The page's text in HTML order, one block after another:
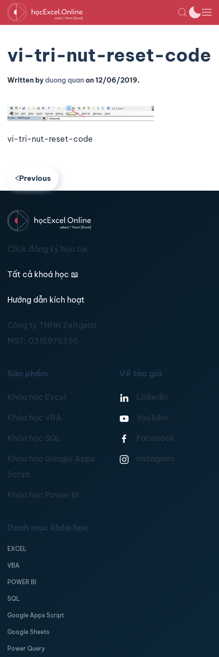
vi-tri-nut-reset-code
Written byduong quanon12/06/2019.
vi-tri-nut-reset-code
Previous
Click đăng ký học tại:
Tất cả khoá học 📖
Hướng dẫn kích hoạt
Công ty TNHH Zeitgeist
MST: 0315976395
Sản phẩm
Khóa học Excel
Khóa học VBA
Khóa học SQL
Khóa học Google Apps
Script
Khóa học Power BI
Về tác giả
Linkedin
YouTube
Facebook
Instagram
Danh mục khóa học
EXCEL
VBA
POWER BI
SQL
Google Apps Script
Google Sheets
Power Query